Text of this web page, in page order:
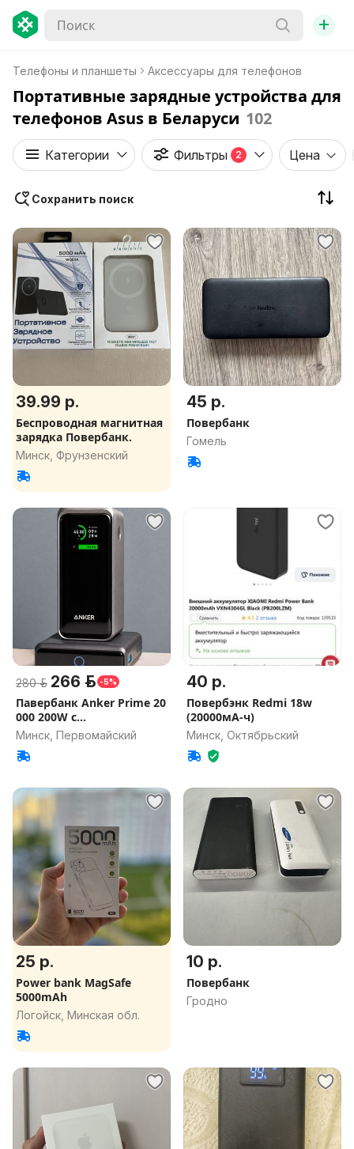
+
Телефоны и планшеты Аксессуары для телефонов
Портативные зарядные устройства для
телефонов Asus в Беларуси 102
Категории Фильтры 2 Цена
Сохранить поиск
39.99 р.
Беспроводная магнитная
зарядка Повербанк.
Минск, Фрунзенский
45 р.
Повербанк
Гомель
280 р. 266 р. -5%
Павербанк Anker Prime 20
000 200W с
функ.беспров.з
Минск, Первомайский
40 р.
Повербэнк Redmi 18w
(20000мА-ч)
Минск, Октябрьский
25 р.
Power bank MagSafe
5000mAh
Логойск, Минская обл.
10 р.
Повербанк
Гродно